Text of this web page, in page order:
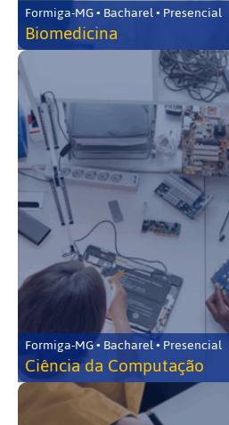
Formiga-MG • Bacharel • Presencial
Biomedicina
Formiga-MG • Bacharel • Presencial
Ciência da Computação